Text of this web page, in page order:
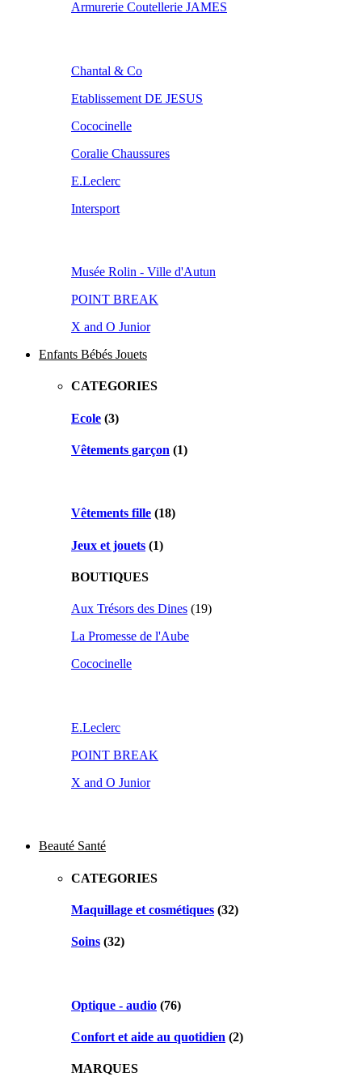
Armurerie Coutellerie JAMES
Chantal & Co
Etablissement DE JESUS
Cococinelle
Coralie Chaussures
E.Leclerc
Intersport
Musée Rolin - Ville d'Autun
POINT BREAK
X and O Junior
Enfants Bébés Jouets
CATEGORIES
Ecole (3)
Vêtements garçon (1)
Vêtements fille (18)
Jeux et jouets (1)
BOUTIQUES
Aux Trésors des Dines (19)
La Promesse de l'Aube
Cococinelle
E.Leclerc
POINT BREAK
X and O Junior
Beauté Santé
CATEGORIES
Maquillage et cosmétiques (32)
Soins (32)
Optique - audio (76)
Confort et aide au quotidien (2)
MARQUES